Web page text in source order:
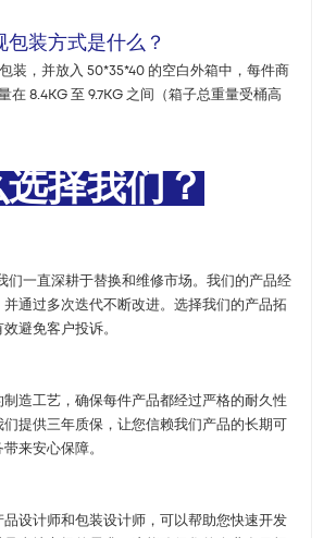
包装方式是什么？
装，并放入 50*35*40 的空白外箱中，每件商
在 8.4KG 至 9.7KG 之间（箱子总重量受桶高
择我们？
们一直深耕于替换和维修市场。我们的产品经
并通过多次迭代不断改进。选择我们的产品拓
避免客户投诉。
制造工艺，确保每件产品都经过严格的耐久性
提供三年质保，让您信赖我们产品的长期可
来安心保障。
品设计师和包装设计师，可以帮助您快速开发